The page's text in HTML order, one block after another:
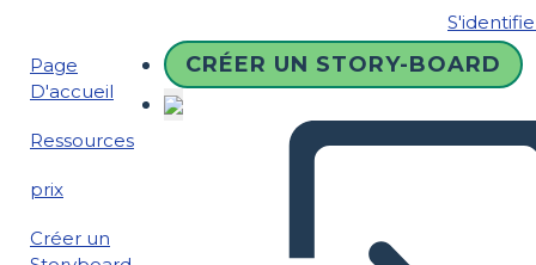
Page
D'accueil
Ressources
prix
Créer un
CRÉER UN STORY-BOARD